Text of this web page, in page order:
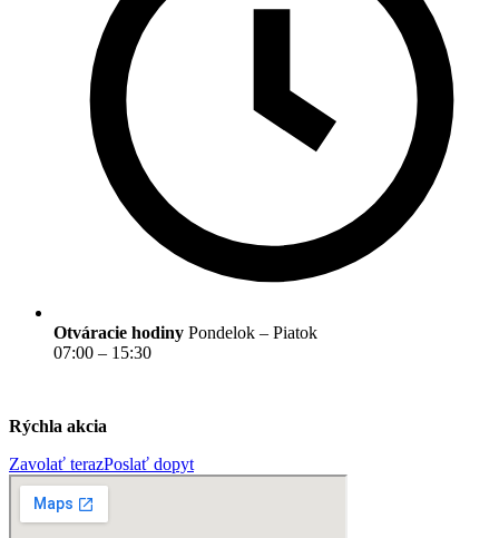
Otváracie hodiny Pondelok – Piatok
07:00 – 15:30
Rýchla akcia
Zavolať terazPoslať dopyt